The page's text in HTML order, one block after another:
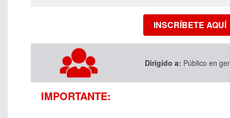
INSCRÍBETE AQUÍ
Dirigido a: Público en
IMPORTANTE: